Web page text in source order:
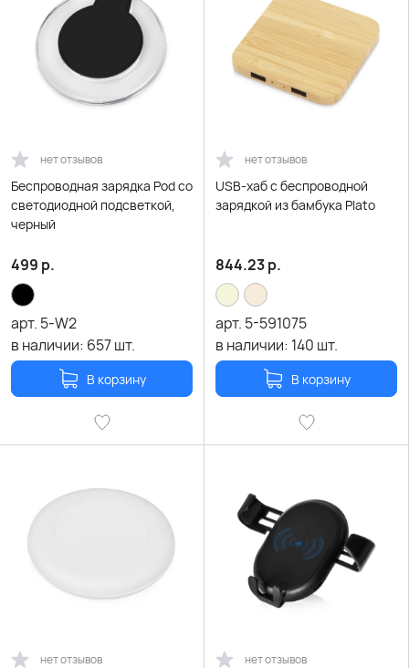
нет отзывов
Беспроводная зарядка Pod со
светодиодной подсветкой,
черный
499 р.
арт. 5-W2
в наличии: 657шт.
В корзину
нет отзывов
USB-хаб с беспроводной
зарядкой из бамбука Plato
844.23р.
арт. 5-591075
в наличии: 140 шт.
В корзину
нет отзывов нет отзывов